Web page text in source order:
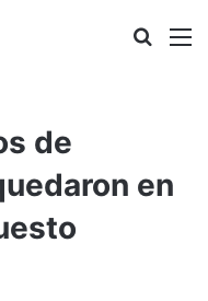
Buscar
de
en